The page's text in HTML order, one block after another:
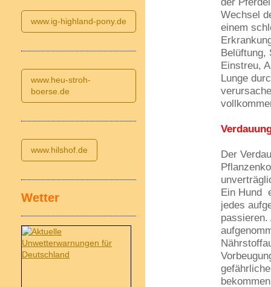
Wechsel
einem
Belüftung,
Einstreu,
Lunge
Der
Ein Hund
jedes
www.ig-highland-pony.de
www.heu-stroh-
boerse.de
www.hilshof.de
Wetter